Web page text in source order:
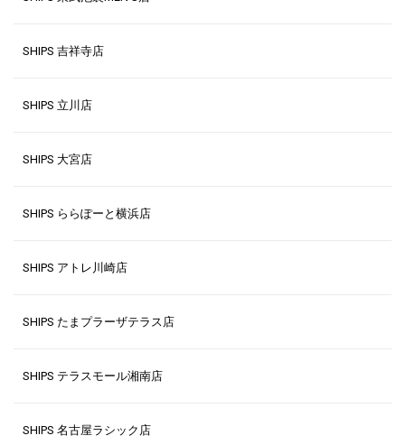
SHIPS 吉祥寺店
SHIPS 立川店
SHIPS 大宮店
SHIPS ららぽーと横浜店
SHIPS アトレ川崎店
SHIPS たまプラーザテラス店
SHIPS テラスモール湘南店
SHIPS 名古屋ラシック店